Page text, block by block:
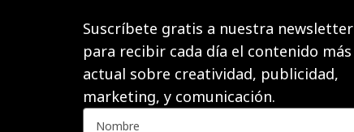
Suscríbete gratis a nuestra newsletter
para recibir cada día el contenido más
actual sobre creatividad, publicidad,
marketing, y comunicación.